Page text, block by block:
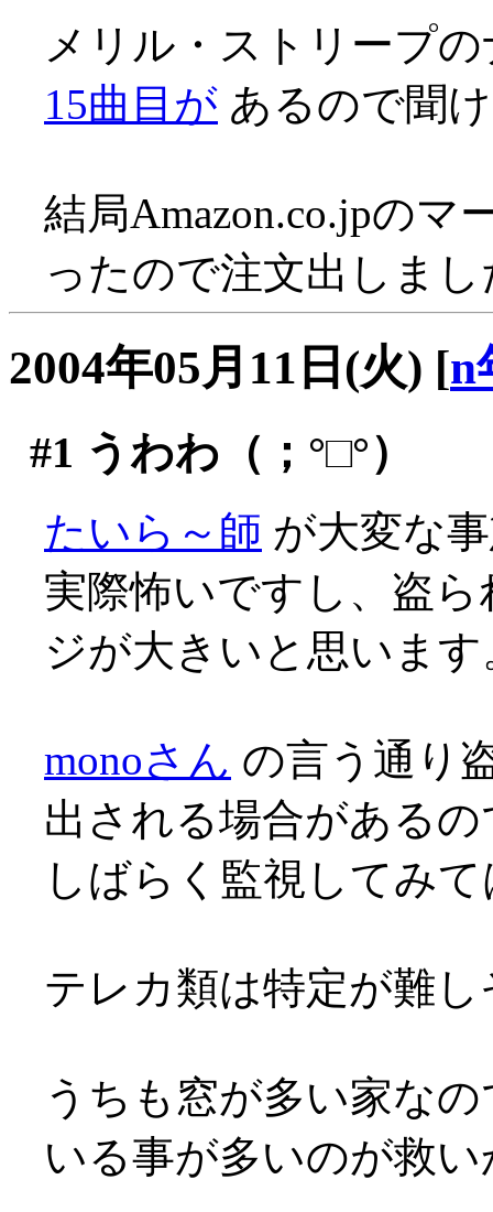
メリル・ストリープ
15曲目が あるので聞
結局Amazon.co.jpのマ
ったので注文出しま
2004年05月11日(火) [n
#1 うわわ（；°□°）
たいら～師 が大変な
実際怖いですし、盗
ジが大きいと思います
monoさん の言う通り
出される場合があるの
しばらく監視してみ
テレカ類は特定が難
うちも窓が多い家な
いる事が多いのが救